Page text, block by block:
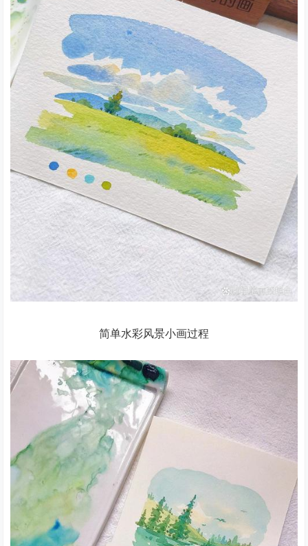
简单水彩风景小画过程